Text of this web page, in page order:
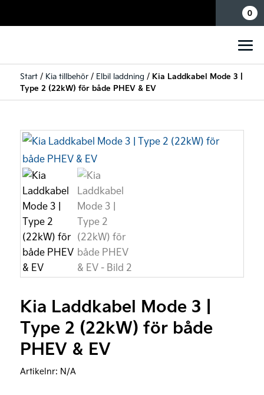
0
Start/ Kia tillbehör/ Elbil laddning / Kia Laddkabel Mode 3 |
Type 2 (22kW) för både PHEV & EV
Kia Laddkabel Mode 3 |
Type 2 (22kW) för både
PHEV & EV
Artikelnr: N/A